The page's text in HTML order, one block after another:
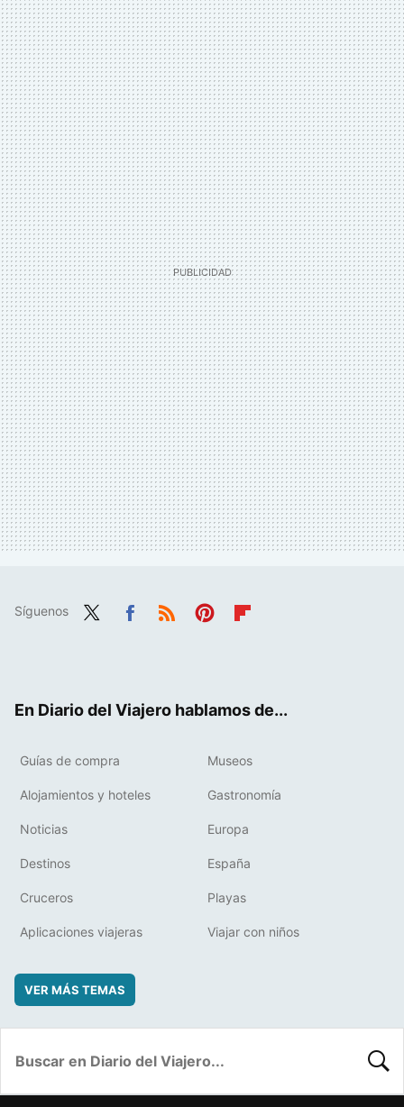
Síguenos
En Diario del Viajero hablamos de...
Guías de compra Museos
Alojamientos y hoteles Gastronomía
Noticias Europa
Destinos España
Cruceros Playas
Aplicaciones viajeras Viajar con niños
VER MÁS TEMAS